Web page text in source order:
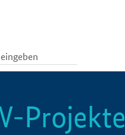
Projekte